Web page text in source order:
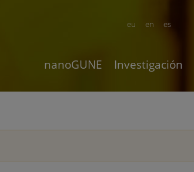
en es
eu
nanoGUNE Investigación